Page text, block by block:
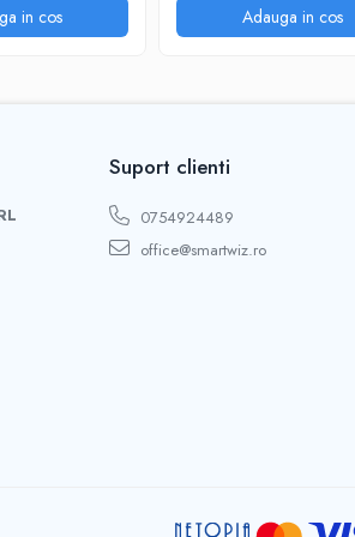
Cod,
Interior
in cos Adauga in cos
Suport clienti
0754924489
office@smartwiz.ro